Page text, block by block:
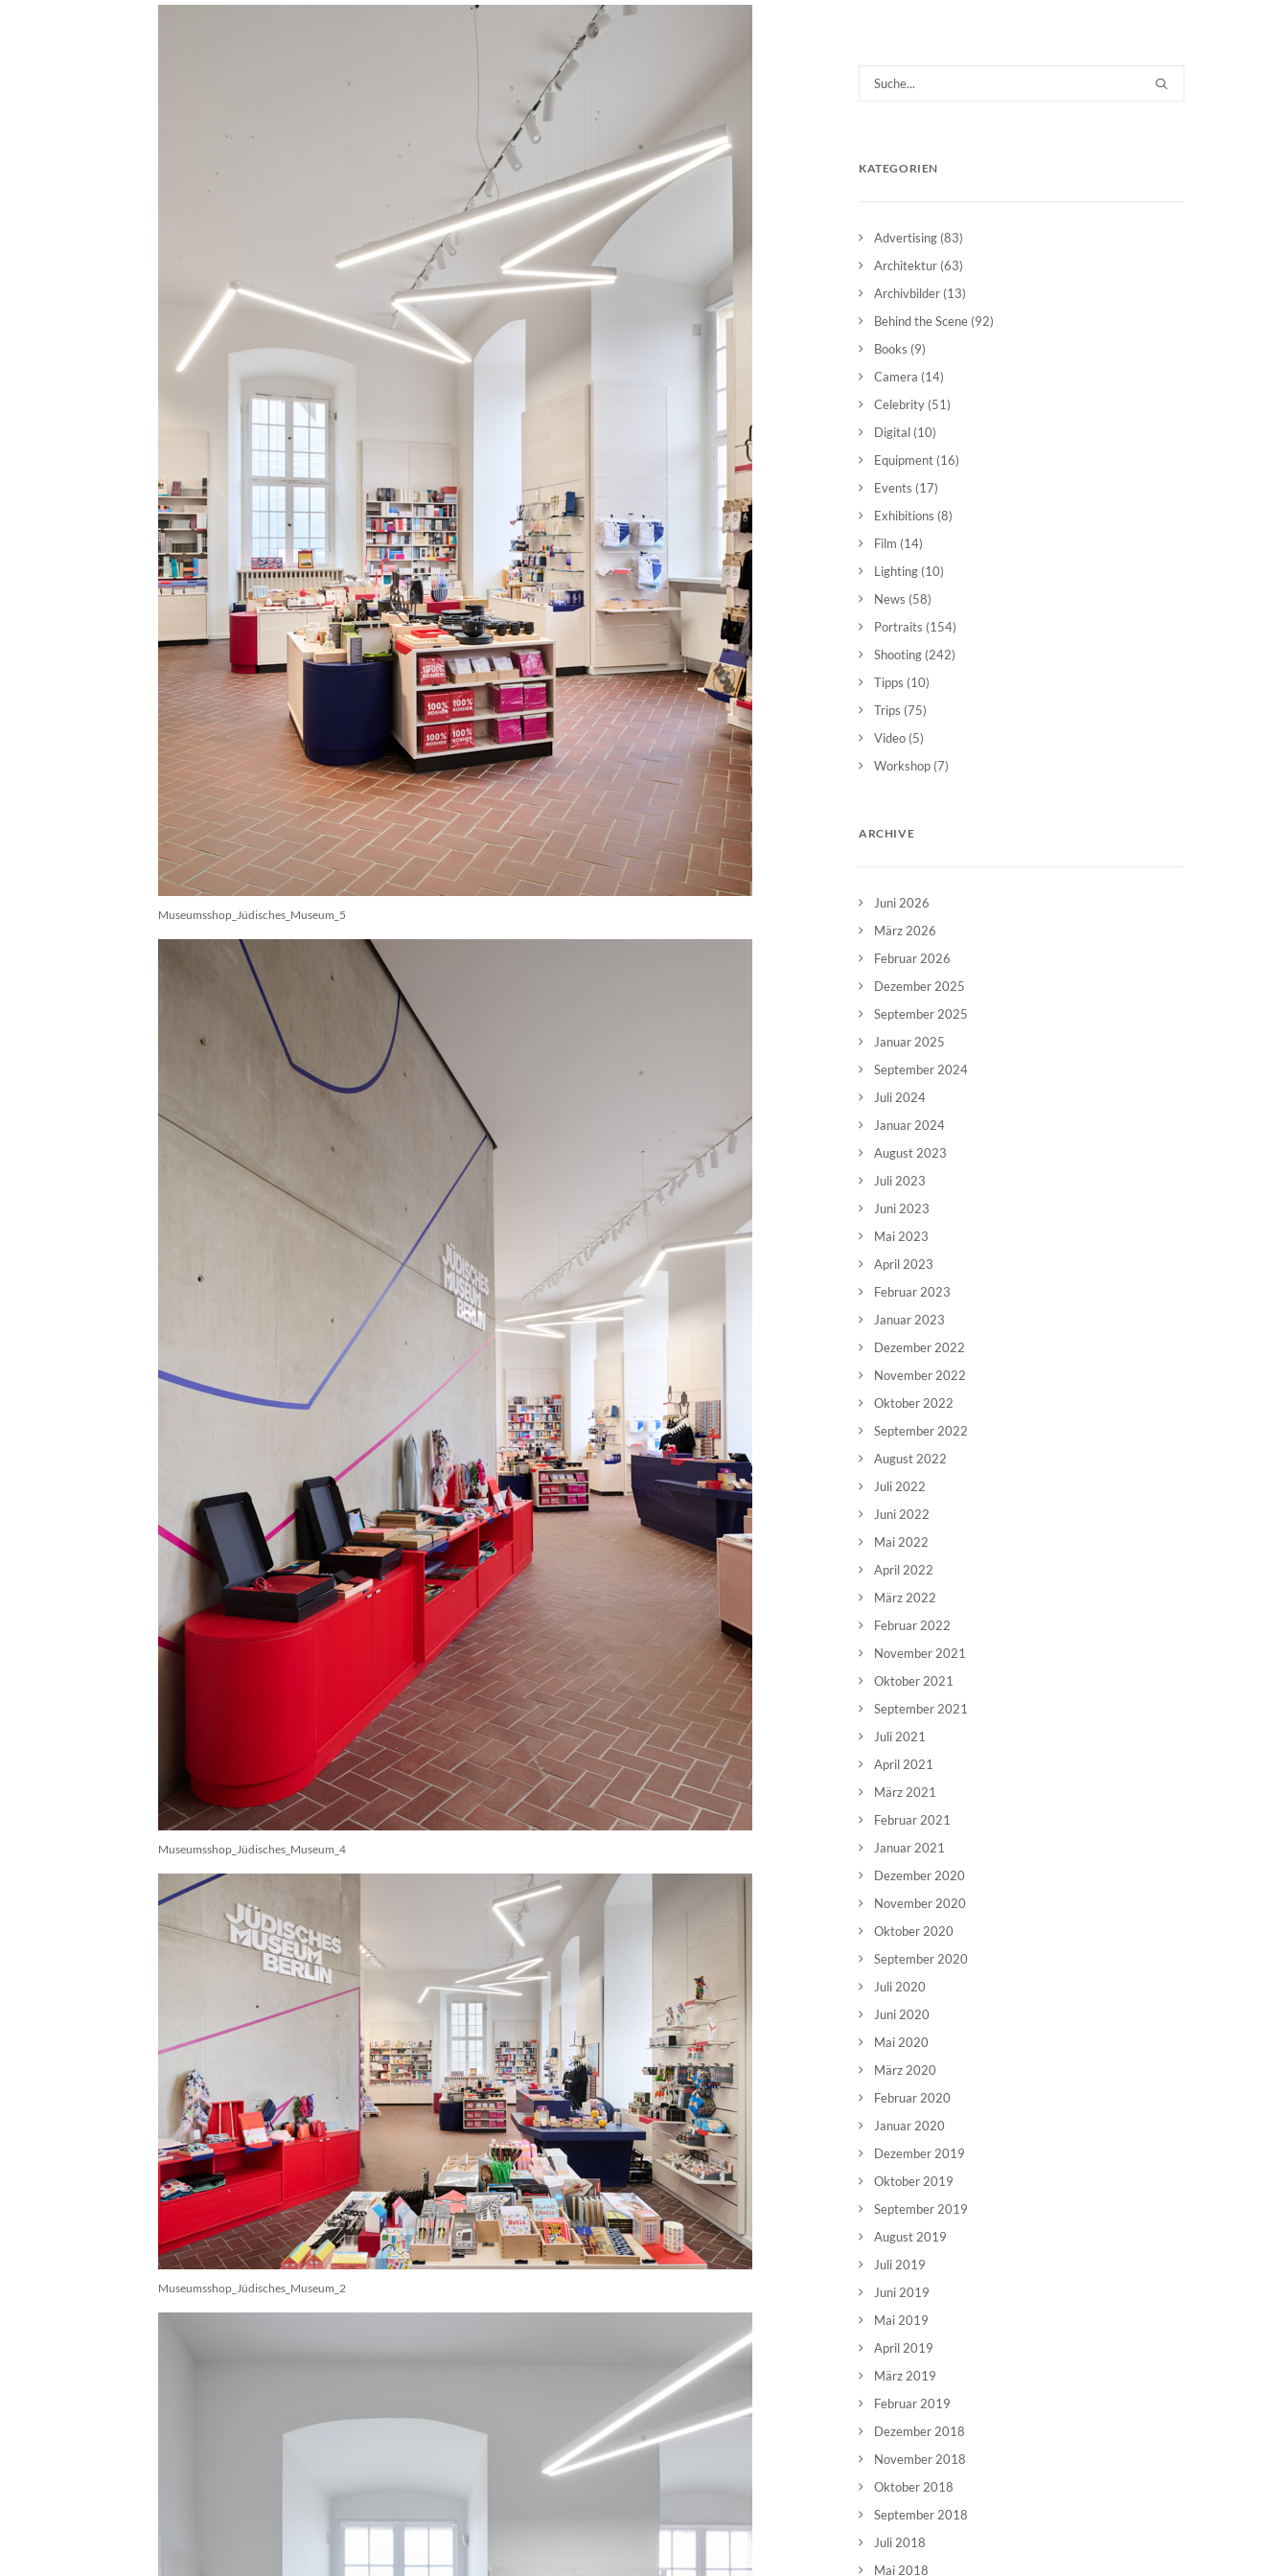
Museumsshop_Jüdisches_Museum_5
Museumsshop_Jüdisches_Museum_4
Museumsshop_Jüdisches_Museum_2
KATEGORIEN
Advertising (83)
Architektur (63)
Archivbilder (13)
Behind the Scene (92)
Books (9)
Camera (14)
Celebrity (51)
Digital (10)
Equipment (16)
Events (17)
Exhibitions (8)
Film (14)
Lighting (10)
News (58)
Portraits (154)
Shooting (242)
Tipps (10)
Trips (75)
Video (5)
Workshop (7)
ARCHIVE
Juni 2026
März 2026
Februar 2026
Dezember 2025
September 2025
Januar 2025
September 2024
Juli 2024
Januar 2024
August 2023
Juli 2023
Juni 2023
Mai 2023
April 2023
Februar 2023
Januar 2023
Dezember 2022
November 2022
Oktober 2022
September 2022
August 2022
Juli 2022
Juni 2022
Mai 2022
April 2022
März 2022
Februar 2022
November 2021
Oktober 2021
September 2021
Juli 2021
April 2021
März 2021
Februar 2021
Januar 2021
Dezember 2020
November 2020
Oktober 2020
September 2020
Juli 2020
Juni 2020
Mai 2020
März 2020
Februar 2020
Januar 2020
Dezember 2019
Oktober 2019
September 2019
August 2019
Juli 2019
Juni 2019
Mai 2019
April 2019
März 2019
Februar 2019
Dezember 2018
November 2018
Oktober 2018
September 2018
Juli 2018
Mai 2018